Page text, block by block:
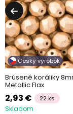
Český výrobok
Brúsené koráliky
Metallic Flax
2,93 € 22 ks
Skladom